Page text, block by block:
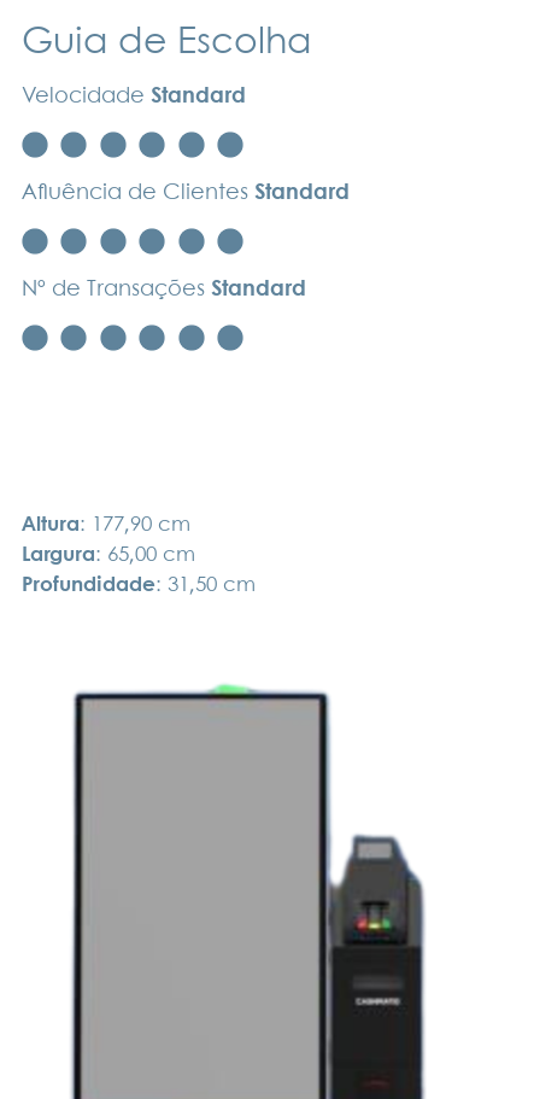
Guia de Escolha
Velocidade Standard
Afluência de Clientes Standard
Nº de Transações Standard
Altura: 177,90 cm
Largura: 65,00 cm
Profundidade: 31,50 cm